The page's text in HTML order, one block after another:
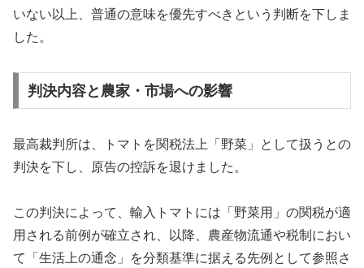
いない以上、普通の意味を優先すべきという判断を下しま
した。
判決内容と農家・市場への影響
最高裁判所は、トマトを関税法上「野菜」として扱うとの
判決を下し、原告の控訴を退けました。
この判決によって、輸入トマトには「野菜用」の関税が適
用される前例が確立され、以降、農産物流通や税制におい
て「生活上の通念」を分類基準に据える先例として参照さ